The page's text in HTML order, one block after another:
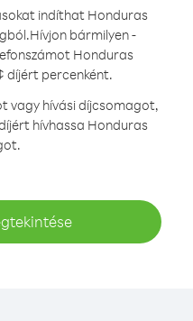
indíthat Honduras
Hívjon bármilyen -
Honduras
díjért percenként.
vagy hívási díjcsomagot,
hívhassa Honduras